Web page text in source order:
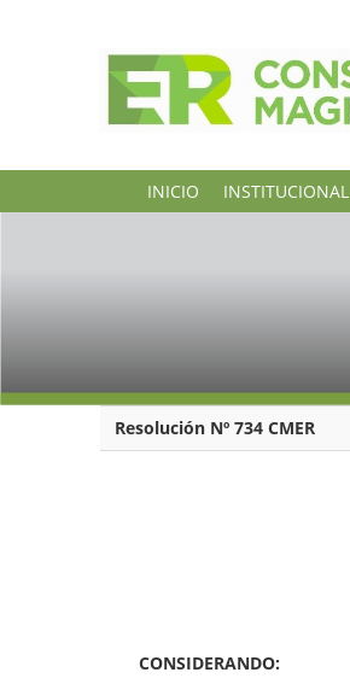
INICIO INSTITUCIONAL
Resolución Nº 734 CMER
CONSIDERANDO: